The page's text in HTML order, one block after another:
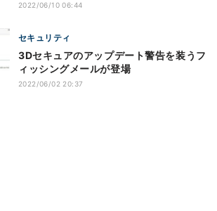
2022/06/10 06:44
セキュリティ
3Dセキュアのアップデート警告を装うフ
ィッシングメールが登場
2022/06/02 20:37